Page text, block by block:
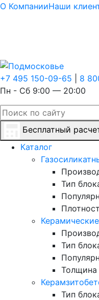
О КомпанииНаши
+7 495 150-09-65
8
Пн - Сб 9:00 — 20:00
Бесплатный
Каталог
Тип
Тип
Толщина
Тип